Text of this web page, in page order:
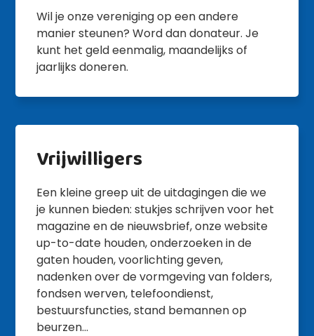
Wil je onze vereniging op een andere
manier steunen? Word dan donateur. Je
kunt het geld eenmalig, maandelijks of
jaarlijks doneren.
Vrijwilligers
Een kleine greep uit de uitdagingen die we
je kunnen bieden: stukjes schrijven voor het
magazine en de nieuwsbrief, onze website
up-to-date houden, onderzoeken in de
gaten houden, voorlichting geven,
nadenken over de vormgeving van folders,
fondsen werven, telefoondienst,
bestuursfuncties, stand bemannen op
beurzen…